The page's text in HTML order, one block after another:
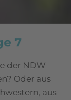
7
der NDW
Oder aus
aus